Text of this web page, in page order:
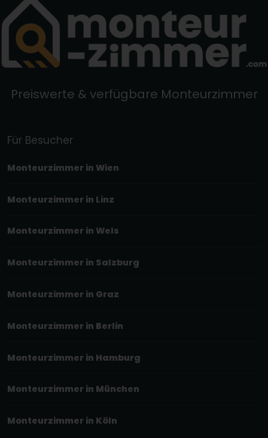
Preiswerte & verfügbare Monteurzimmer
Für Besucher
Monteurzimmer in Wien
Monteurzimmer in Linz
Monteurzimmer in Wels
Monteurzimmer in Salzburg
Monteurzimmer in Graz
Monteurzimmer in Berlin
Monteurzimmer in Hamburg
Monteurzimmer in München
Monteurzimmer in Köln